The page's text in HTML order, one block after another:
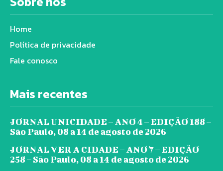
Home
Política de privacidade
Fale conosco
Mais recentes
JORNAL UNICIDADE – ANO 4 – EDIÇÃO 188 –
São Paulo, 08 a 14 de agosto de 2026
JORNAL VER A CIDADE – ANO 7 – EDIÇÃO
258 – São Paulo, 08 a 14 de agosto de 2026